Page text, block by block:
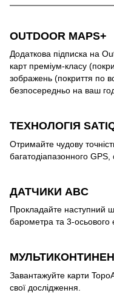
OUTDOOR MAPS+
Додаткова підписка на
карт преміум-класу
зображень (покриття по
безпосередньо на ваш
ТЕХНОЛОГІЯ
Отримайте чудову
багатодіапазонного
ДАТЧИКИ ABC
Прокладайте наступний
барометра та 3-осьового
Завантажуйте карти
свої дослідження.